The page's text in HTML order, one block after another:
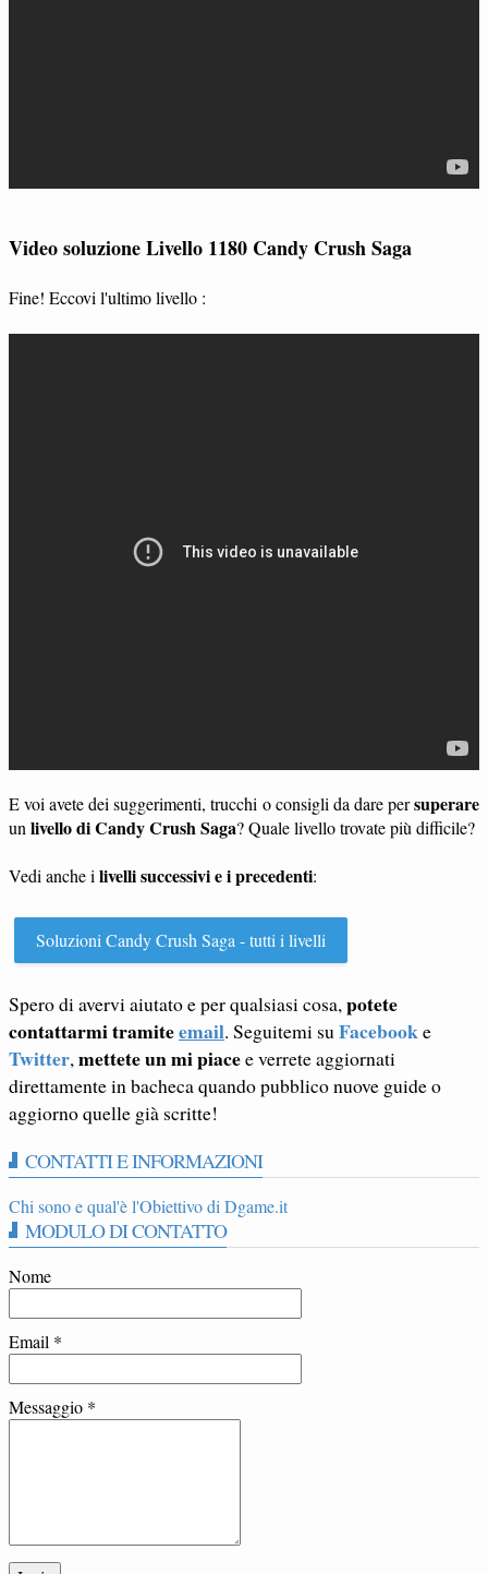
Video soluzione Livello 1180 Candy Crush Saga
Fine! Eccovi l'ultimo livello :
E voi avete dei suggerimenti, trucchi o consigli da dare persuperare
un livello di Candy Crush Saga? Quale livello trovate più difficile?
Vedi anche i livelli successivi e i precedenti:
Soluzioni Candy Crush Saga - tutti i livelli
Spero di avervi aiutato e per qualsiasi cosa,potete
contattarmi tramiteemail. Seguitemi suFacebooke
Twitter,mettete un mi piacee verrete aggiornati
direttamente in bacheca quando pubblico nuove guide o
aggiorno quelle già scritte!
CONTATTI E INFORMAZIONI
Chi sono e qual'è l'Obiettivo di Dgame.it
MODULO DI CONTATTO
Nome
Email *
Messaggio *